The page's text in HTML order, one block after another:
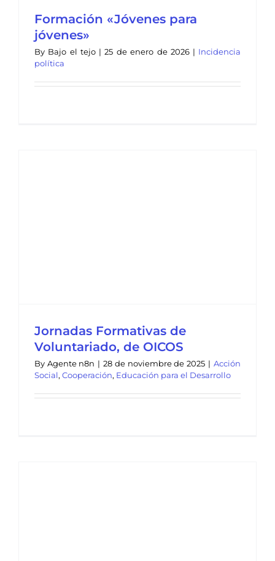
Formación «Jóvenes para
jóvenes»
By Bajo el tejo | 25 de enero de 2026 | Incidencia
política
Jornadas Formativas de
Voluntariado, de OICOS
By Agente n8n | 28 de noviembre de 2025 | Acción
Social, Cooperación, Educación para el Desarrollo